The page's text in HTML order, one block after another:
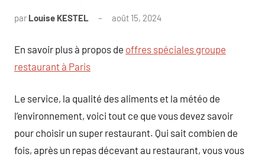
par Louise KESTEL août 15, 2024
En savoir plus à propos de offres spéciales groupe
restaurant à Paris
Le service, la qualité des aliments et la météo de
l’environnement, voici tout ce que vous devez savoir
pour choisir un super restaurant. Qui sait combien de
fois, après un repas décevant au restaurant, vous vous